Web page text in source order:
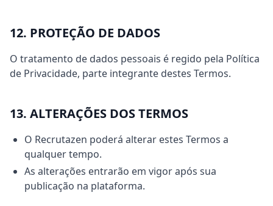
12. PROTEÇÃO DE DADOS
O tratamento de dados pessoais é regido pela Política
de Privacidade, parte integrante destes Termos.
13. ALTERAÇÕES DOS TERMOS
O Recrutazen poderá alterar estes Termos a
qualquer tempo.
As alterações entrarão em vigor após sua
publicação na plataforma.